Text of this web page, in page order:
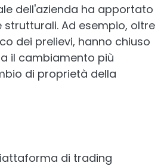
dell'azienda ha apportato
Ad esempio, oltre
dei prelievi, hanno chiuso
il cambiamento più
di proprietà della
di trading